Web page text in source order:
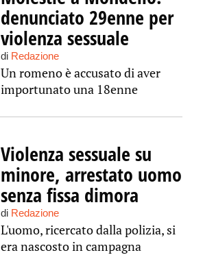
denunciato 29enne per
violenza sessuale
di Redazione
Un romeno è accusato di aver
importunato una 18enne
Violenza sessuale su
minore, arrestato uomo
senza fissa dimora
di Redazione
L'uomo, ricercato dalla polizia, si
era nascosto in campagna